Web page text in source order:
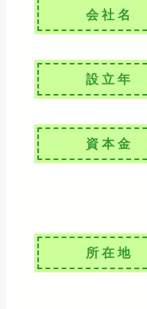
会 社 名
設 立 年
資 本 金
所 在 地